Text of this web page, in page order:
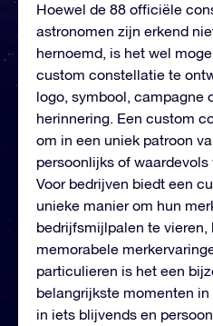
Hoewel de 88 officiële
astronomen zijn erkend
hernoemd, is het wel
custom constellatie te
logo, symbool, campagne
herinnering. Een custom
om in een uniek patroon
persoonlijks of
Voor bedrijven biedt een
unieke manier om hun
bedrijfsmijlpalen te vieren,
memorabele
particulieren is het een
belangrijkste momenten
in iets blijvends en